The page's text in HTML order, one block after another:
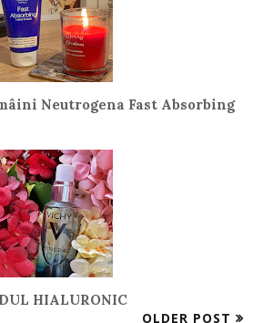
Neutrogena Fast Absorbing
HIALURONIC
OLDER POST